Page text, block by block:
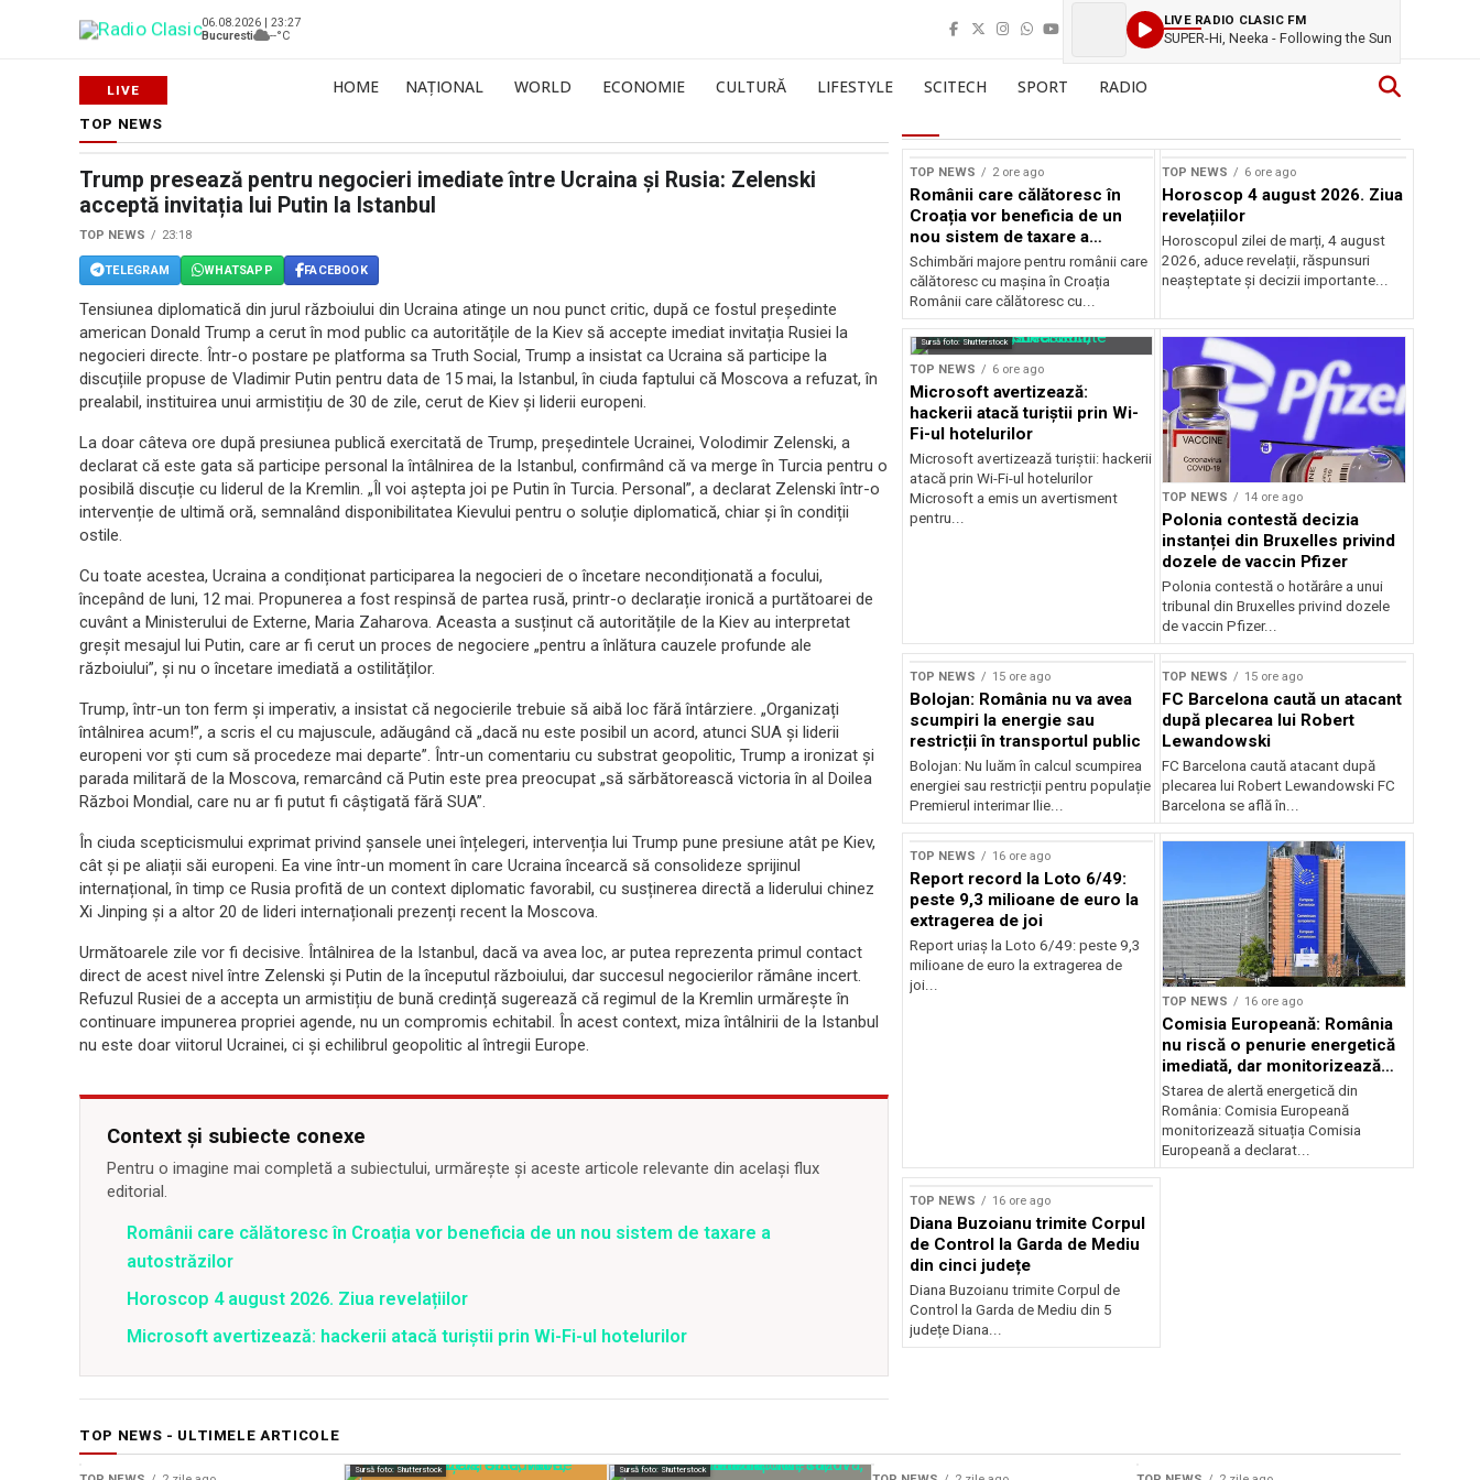
06.08.2026 | 23:27
Bucuresti
--°C
LIVE RADIO CLASIC FM
SUPER-Hi, Neeka - Following the Sun
HOME NAȚIONAL WORLD ECONOMIE CULTURĂ LIFESTYLE SCITECH SPORT RADIO
TOP NEWS
Trump presează pentru negocieri imediate între Ucraina și Rusia: Zelenski
acceptă invitația lui Putin la Istanbul
TOP NEWS 23:18
TELEGRAM WHATSAPP FACEBOOK
Tensiunea diplomatică din jurul războiului din Ucraina atinge un nou punct critic, după ce fostul președinte
american Donald Trump a cerut în mod public ca autoritățile de la Kiev să accepte imediat invitația Rusiei la
negocieri directe. Într-o postare pe platforma sa Truth Social, Trump a insistat ca Ucraina să participe la
discuțiile propuse de Vladimir Putin pentru data de 15 mai, la Istanbul, în ciuda faptului că Moscova a refuzat, în
prealabil, instituirea unui armistițiu de 30 de zile, cerut de Kiev și liderii europeni.
La doar câteva ore după presiunea publică exercitată de Trump, președintele Ucrainei, Volodimir Zelenski, a
declarat că este gata să participe personal la întâlnirea de la Istanbul, confirmând că va merge în Turcia pentru o
posibilă discuție cu liderul de la Kremlin. „Îl voi aștepta joi pe Putin în Turcia. Personal”, a declarat Zelenski într-o
intervenție de ultimă oră, semnalând disponibilitatea Kievului pentru o soluție diplomatică, chiar și în condiții
ostile.
Cu toate acestea, Ucraina a condiționat participarea la negocieri de o încetare necondiționată a focului,
începând de luni, 12 mai. Propunerea a fost respinsă de partea rusă, printr-o declarație ironică a purtătoarei de
cuvânt a Ministerului de Externe, Maria Zaharova. Aceasta a susținut că autoritățile de la Kiev au interpretat
greșit mesajul lui Putin, care ar fi cerut un proces de negociere „pentru a înlătura cauzele profunde ale
războiului”, și nu o încetare imediată a ostilităților.
Trump, într-un ton ferm și imperativ, a insistat că negocierile trebuie să aibă loc fără întârziere. „Organizați
întâlnirea acum!”, a scris el cu majuscule, adăugând că „dacă nu este posibil un acord, atunci SUA și liderii
europeni vor ști cum să procedeze mai departe”. Într-un comentariu cu substrat geopolitic, Trump a ironizat și
parada militară de la Moscova, remarcând că Putin este prea preocupat „să sărbătorească victoria în al Doilea
Război Mondial, care nu ar fi putut fi câștigată fără SUA”.
În ciuda scepticismului exprimat privind șansele unei înțelegeri, intervenția lui Trump pune presiune atât pe Kiev,
cât și pe aliații săi europeni. Ea vine într-un moment în care Ucraina încearcă să consolideze sprijinul
internațional, în timp ce Rusia profită de un context diplomatic favorabil, cu susținerea directă a liderului chinez
Xi Jinping și a altor 20 de lideri internaționali prezenți recent la Moscova.
Următoarele zile vor fi decisive. Întâlnirea de la Istanbul, dacă va avea loc, ar putea reprezenta primul contact
direct de acest nivel între Zelenski și Putin de la începutul războiului, dar succesul negocierilor rămâne incert.
Refuzul Rusiei de a accepta un armistițiu de bună credință sugerează că regimul de la Kremlin urmărește în
continuare impunerea propriei agende, nu un compromis echitabil. În acest context, miza întâlnirii de la Istanbul
nu este doar viitorul Ucrainei, ci și echilibrul geopolitic al întregii Europe.
Context și subiecte conexe
Pentru o imagine mai completă a subiectului, urmărește și aceste articole relevante din același flux
editorial.
Românii care călătoresc în Croația vor beneficia de un nou sistem de taxare a
autostrăzilor
Horoscop 4 august 2026. Ziua revelațiilor
Microsoft avertizează: hackerii atacă turiștii prin Wi-Fi-ul hotelurilor
TOP NEWS 2 ore ago
Românii care călătoresc în
Croația vor beneficia de un
nou sistem de taxare a
autostrăzilor
Schimbări majore pentru românii care
călătoresc cu mașina în Croația
Românii care călătoresc cu...
TOP NEWS 6 ore ago
Horoscop 4 august 2026. Ziua
revelațiilor
Horoscopul zilei de marți, 4 august
2026, aduce revelații, răspunsuri
neașteptate și decizii importante...
Sursă foto: Shutterstock
TOP NEWS 6 ore ago
Microsoft avertizează:
hackerii atacă turiștii prin Wi-
Fi-ul hotelurilor
Microsoft avertizează turiștii: hackerii
atacă prin Wi-Fi-ul hotelurilor
Microsoft a emis un avertisment
pentru...
TOP NEWS 14 ore ago
Polonia contestă decizia
instanței din Bruxelles privind
dozele de vaccin Pfizer
Polonia contestă o hotărâre a unui
tribunal din Bruxelles privind dozele
de vaccin Pfizer...
TOP NEWS 15 ore ago
Bolojan: România nu va avea
scumpiri la energie sau
restricții în transportul public
Bolojan: Nu luăm în calcul scumpirea
energiei sau restricții pentru populație
Premierul interimar Ilie...
TOP NEWS 15 ore ago
FC Barcelona caută un atacant
după plecarea lui Robert
Lewandowski
FC Barcelona caută atacant după
plecarea lui Robert Lewandowski FC
Barcelona se află în...
TOP NEWS 16 ore ago
Report record la Loto 6/49:
peste 9,3 milioane de euro la
extragerea de joi
Report uriaș la Loto 6/49: peste 9,3
milioane de euro la extragerea de
joi...
TOP NEWS 16 ore ago
Comisia Europeană: România
nu riscă o penurie energetică
imediată, dar monitorizează
situația
Starea de alertă energetică din
România: Comisia Europeană
monitorizează situația Comisia
Europeană a declarat...
TOP NEWS 16 ore ago
Diana Buzoianu trimite Corpul
de Control la Garda de Mediu
din cinci județe
Diana Buzoianu trimite Corpul de
Control la Garda de Mediu din 5
județe Diana...
TOP NEWS - ULTIMELE ARTICOLE
Sursă foto: Shutterstock Sursă foto: Shutterstock